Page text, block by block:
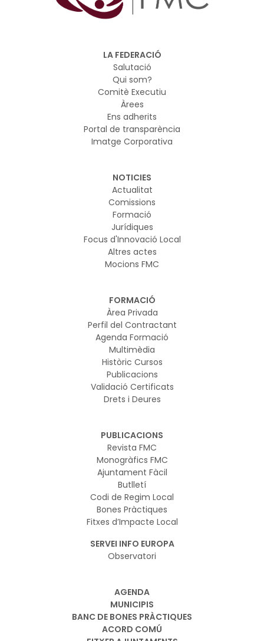
LA FEDERACIÓ
Salutació
Qui som?
Comitè Executiu
Àrees
Ens adherits
Portal de transparència
Imatge Corporativa
NOTICIES
Actualitat
Comissions
Formació
Jurídiques
Focus d'Innovació Local
Altres actes
Mocions FMC
FORMACIÓ
Àrea Privada
Perfil del Contractant
Agenda Formació
Multimèdia
Històric Cursos
Publicacions
Validació Certificats
Drets i Deures
PUBLICACIONS
Revista FMC
Monogràfics FMC
Ajuntament Fàcil
Butlletí
Codi de Regim Local
Bones Pràctiques
Fitxes d’Impacte Local
SERVEI INFO EUROPA
Observatori
AGENDA
MUNICIPIS
BANC DE BONES PRÀCTIQUES
ACORD COMÚ